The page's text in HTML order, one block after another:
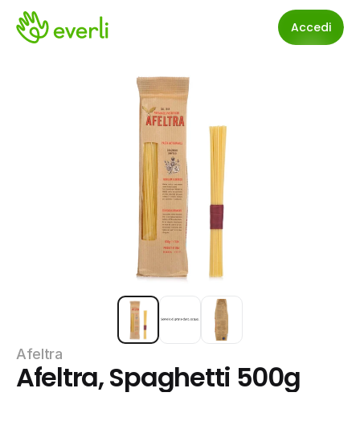
Accedi
Afeltra
Afeltra, Spaghetti 500g